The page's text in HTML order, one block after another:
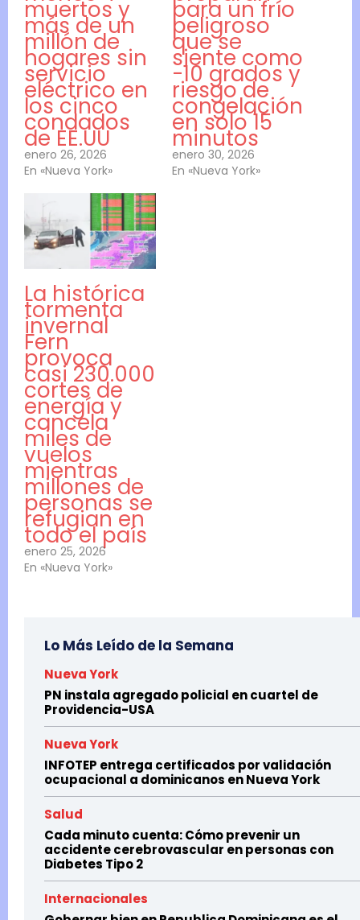
muertos y
más de un
millón de
hogares sin
servicio
eléctrico en
los cinco
condados
de EE.UU
enero 26, 2026
En «Nueva York»
para un frío
peligroso
que se
siente como
-10 grados y
riesgo de
congelación
en solo 15
minutos
enero 30, 2026
En «Nueva York»
La histórica
tormenta
invernal
Fern
provoca
casi 230.000
cortes de
energía y
cancela
miles de
vuelos
mientras
millones de
personas se
refugian en
todo el país
enero 25, 2026
En «Nueva York»
Lo Más Leído de la Semana
Nueva York
PN instala agregado policial en cuartel de
Providencia-USA
Nueva York
INFOTEP entrega certificados por validación
ocupacional a dominicanos en Nueva York
Salud
Cada minuto cuenta: Cómo prevenir un
accidente cerebrovascular en personas con
Diabetes Tipo 2
Internacionales